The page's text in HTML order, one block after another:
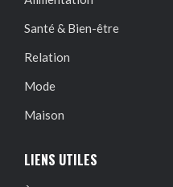
Santé & Bien-être
Relation
Mode
Maison
LIENS UTILES